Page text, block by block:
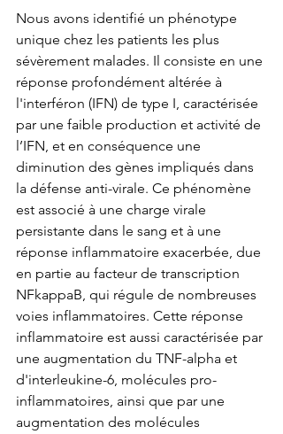
Nous avons identifié un phénotype
unique chez les patients les plus
sévèrement malades. Il consiste en une
réponse profondément altérée à
l'interféron (IFN) de type I, caractérisée
par une faible production et activité de
l’IFN, et en conséquence une
diminution des gènes impliqués dans
la défense anti-virale. Ce phénomène
est associé à une charge virale
persistante dans le sang et à une
réponse inflammatoire exacerbée, due
en partie au facteur de transcription
NFkappaB, qui régule de nombreuses
voies inflammatoires. Cette réponse
inflammatoire est aussi caractérisée par
une augmentation du TNF-alpha et
d'interleukine-6, molécules pro-
inflammatoires, ainsi que par une
augmentation des molécules